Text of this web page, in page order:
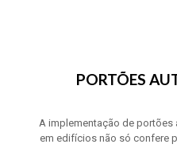
PORTÕES
A implementação de
em edifícios não só confere